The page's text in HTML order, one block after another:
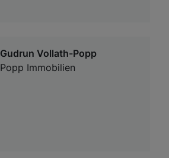
Gudrun Vollath-Popp
Popp Immobilien